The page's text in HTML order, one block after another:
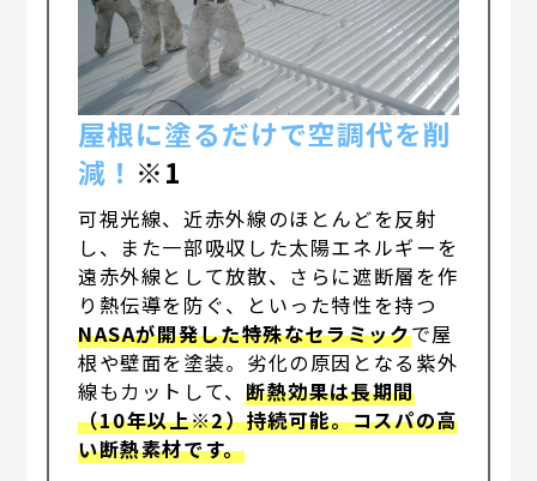
屋根に塗るだけで空調代を削
減！ ※1
可視光線、近赤外線のほとんどを反射
し、また一部吸収した太陽エネルギーを
遠赤外線として放散、さらに遮断層を作
り熱伝導を防ぐ、といった特性を持つ
NASAが開発した特殊なセラミックで屋
根や壁面を塗装。劣化の原因となる紫外
線もカットして、 断熱効果は長期間
（10年以上※2）持続可能。コスパの高
い断熱素材です。